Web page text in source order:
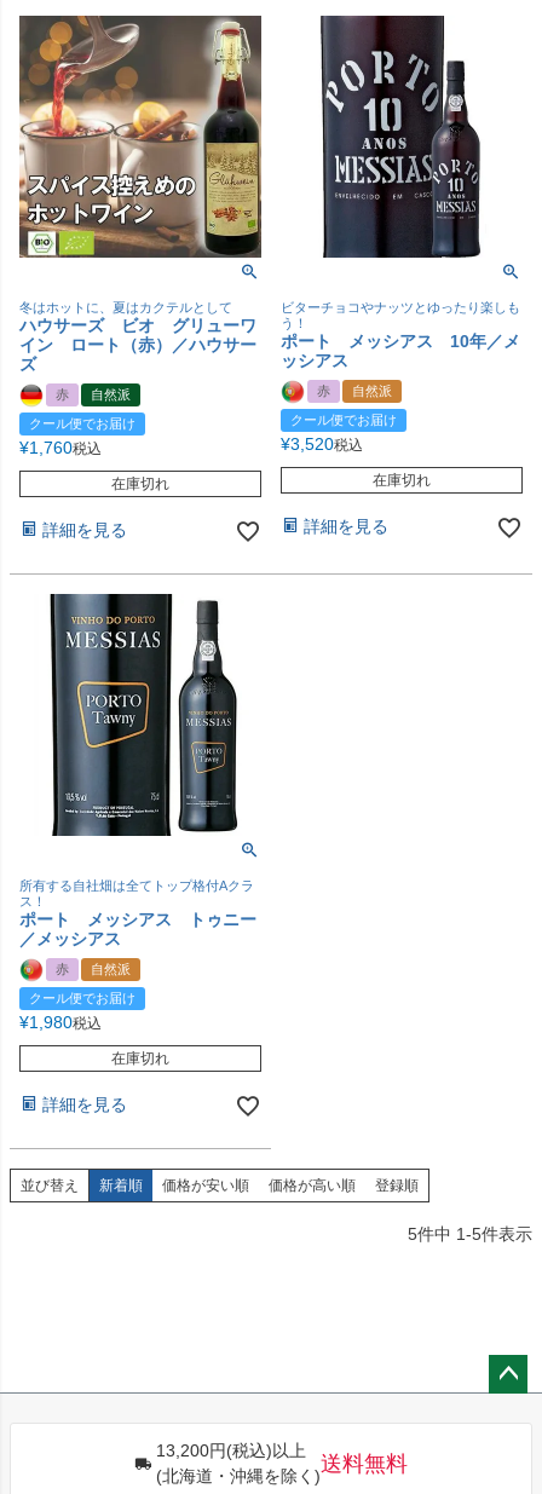
冬はホットに、夏はカクテルとして
ハウサーズ ビオ グリューワ
イン ロート（赤）／ハウサー
ズ
赤
自然派
クール便でお届け
¥1,760税込
在庫切れ
詳細を見る
ビターチョコやナッツとゆったり楽しも
う！
ポート メッシアス 10年／メ
ッシアス
赤
自然派
クール便でお届け
¥3,520税込
在庫切れ
詳細を見る
所有する自社畑は全てトップ格付Aクラ
ス！
ポート メッシアス トゥニー
／メッシアス
赤
自然派
クール便でお届け
¥1,980税込
在庫切れ
詳細を見る
並び替え 新着順 価格が安い順 価格が高い順 登録順
5件中 1-5件表示
13,200円(税込)以上
(北海道・沖縄を除く)
送料無料